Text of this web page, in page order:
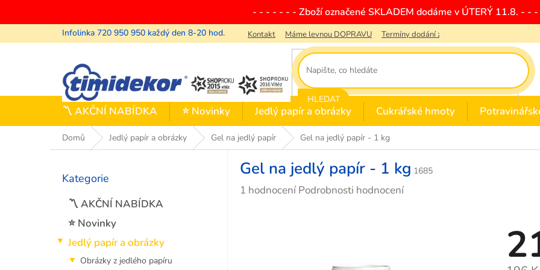
obsah
- - - - - - - Zboží označené SKLADEM dodáme v ÚTERÝ 11.8. - -
Kontakt Máme levnou DOPRAVU Termíny dodání zboží
HLEDAT
〽️ AKČNÍ NABÍDKA ⭐ Novinky Jedlý papír a obrázky Cukrářské hmoty
Domů Jedlý papír a obrázky Gel na jedlý papír Gel na jedlý papír - 1 kg
Přeskočit
Kategorie
〽️ AKČNÍ NABÍDKA
⭐ Novinky
Jedlý papír a obrázky
Obrázky z jedlého papíru
Gel na jedlý papír - 1 kg 1685
Průměrné
1 hodnocení Podrobnosti hodnocení